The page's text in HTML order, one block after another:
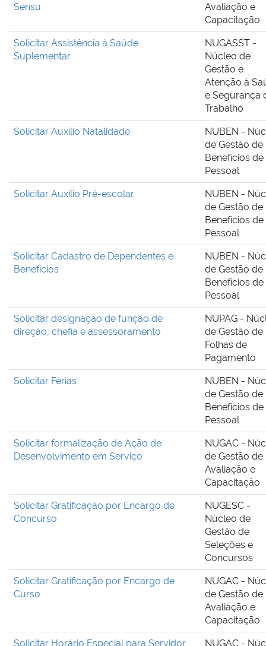
Sensu
Avaliação e
Capacitação
Solicitar Assistência à Saúde
Suplementar
NUGASST -
Núcleo de
Gestão e
Atenção à
e Segurança
Trabalho
Solicitar Auxílio Natalidade
NUBEN -
de Gestão de
Benefícios de
Pessoal
Solicitar Auxílio Pré-escolar
NUBEN -
de Gestão de
Benefícios de
Pessoal
Solicitar Cadastro de Dependentes e
Benefícios
NUBEN -
de Gestão de
Benefícios de
Pessoal
Solicitar designação de função de
direção, chefia e assessoramento
NUPAG -
de Gestão de
Folhas de
Pagamento
Solicitar Férias
NUBEN -
de Gestão de
Benefícios de
Pessoal
Solicitar formalização de Ação de
Desenvolvimento em Serviço
NUGAC -
de Gestão de
Avaliação e
Capacitação
Solicitar Gratificação por Encargo de
Concurso
NUGESC -
Núcleo de
Gestão de
Seleções e
Concursos
Solicitar Gratificação por Encargo de
Curso
NUGAC -
de Gestão de
Avaliação e
Capacitação
Solicitar Horário Especial para Servidor NUGAC -